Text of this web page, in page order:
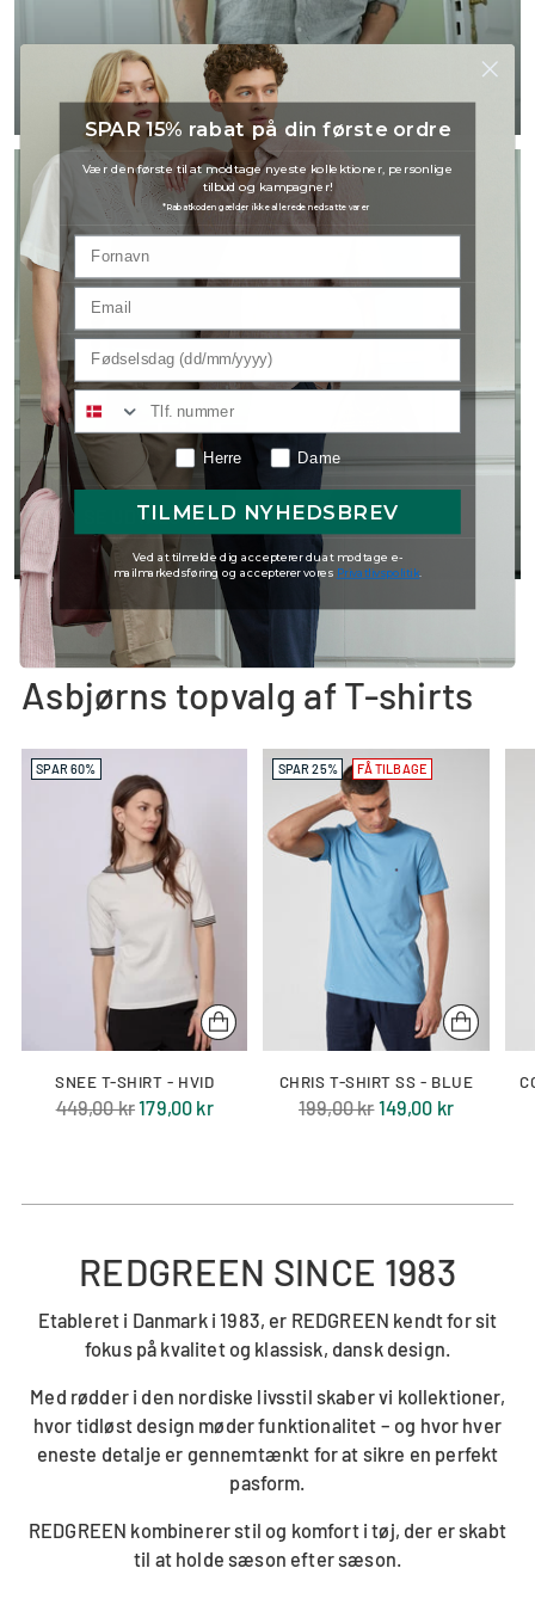
Shop skjorter
Shop kjoler
SE UDVALG
Asbjørns topvalg af T-shirts
SPAR 60%
SNEE T-SHIRT - HVID
Normal
449,00 kr179,00 kr
SPAR 25% FÅ TILBAGE
CHRIS T-SHIRT SS - BLUE
Normal
199,00 kr149,00 kr
REDGREEN SINCE 1983
Etableret i Danmark i 1983, er REDGREEN kendt for sit
fokus på kvalitet og klassisk, dansk design.
Med rødder i den nordiske livsstil skaber vi kollektioner,
hvor tidløst design møder funktionalitet – og hvor hver
eneste detalje er gennemtænkt for at sikre en perfekt
pasform.
REDGREEN kombinerer stil og komfort i tøj, der er skabt
til at holde sæson efter sæson.
SPAR 15% rabat på din første ordre
Vær den første til at modtage nyeste kollektioner, personlige
tilbud og kampagner!
*Rabatkoden gælder ikke allerede nedsatte varer
Herre Dame
TILMELD NYHEDSBREV
Ved at tilmelde dig accepterer du at modtage e-
mailmarkedsføring og accepterer vores Privatlivspolitik